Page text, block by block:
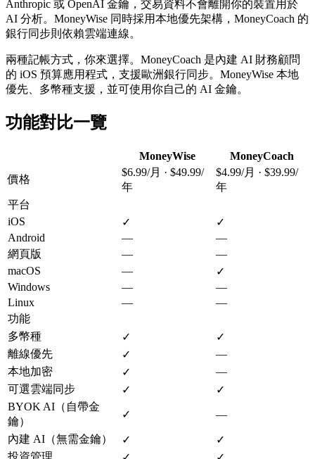
Anthropic 或 OpenAI 金鑰，交易資料不會離開你的裝置用於
AI 分析。MoneyWise 同時採用本地優先架構，MoneyCoach 的
銀行同步則依賴雲端連線。
兩種記帳方式，你來選擇。MoneyCoach 是內建 AI 財務顧問
的 iOS 預算應用程式，支援歐洲銀行同步。MoneyWise 本地
優先、多幣種支援，並可使用你自己的 AI 金鑰。
功能對比一覽
MoneyWise
MoneyCoach
價格
$6.99/月 · $49.99/
年
$4.99/月 · $39.99/
年
平台
iOS
✓
✓
Android
—
—
網頁版
—
—
macOS
—
✓
Windows
—
—
Linux
—
—
功能
多幣種
✓
✓
離線優先
✓
—
本地加密
✓
—
可選雲端同步
✓
✓
BYOK AI（自帶金
鑰）
✓ —
內建 AI（無需金鑰） ✓
✓
投資管理